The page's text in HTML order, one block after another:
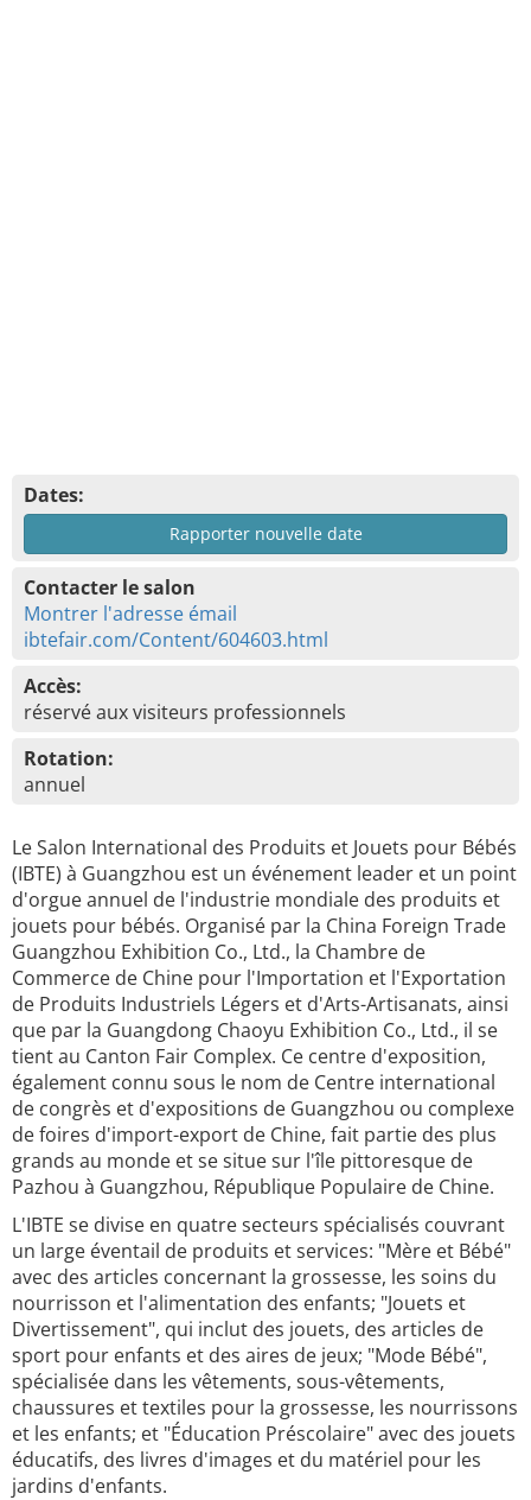
Dates:
Rapporter nouvelle date
Contacter le salon
Montrer l'adresse émail
ibtefair.com/Content/604603.html
Accès:
réservé aux visiteurs professionnels
Rotation:
annuel
Le Salon International des Produits et Jouets pour Bébés
(IBTE) à Guangzhou est un événement leader et un point
d'orgue annuel de l'industrie mondiale des produits et
jouets pour bébés. Organisé par la China Foreign Trade
Guangzhou Exhibition Co., Ltd., la Chambre de
Commerce de Chine pour l'Importation et l'Exportation
de Produits Industriels Légers et d'Arts-Artisanats, ainsi
que par la Guangdong Chaoyu Exhibition Co., Ltd., il se
tient au Canton Fair Complex. Ce centre d'exposition,
également connu sous le nom de Centre international
de congrès et d'expositions de Guangzhou ou complexe
de foires d'import-export de Chine, fait partie des plus
grands au monde et se situe sur l'île pittoresque de
Pazhou à Guangzhou, République Populaire de Chine.
L'IBTE se divise en quatre secteurs spécialisés couvrant
un large éventail de produits et services: "Mère et Bébé"
avec des articles concernant la grossesse, les soins du
nourrisson et l'alimentation des enfants; "Jouets et
Divertissement", qui inclut des jouets, des articles de
sport pour enfants et des aires de jeux; "Mode Bébé",
spécialisée dans les vêtements, sous-vêtements,
chaussures et textiles pour la grossesse, les nourrissons
et les enfants; et "Éducation Préscolaire" avec des jouets
éducatifs, des livres d'images et du matériel pour les
jardins d'enfants.